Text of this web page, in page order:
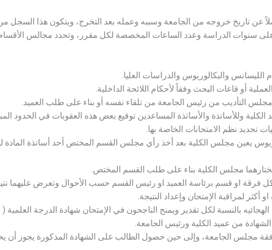
تاريخ خروجه من الجامعة وسببه وعمله بعد التخرج، ويتكون هذا السجل
على سنوات الدراسة وعدد الساعات المخصصة لكل مقرر، وتحدد مجالس
الليسانس والبكالوريوس والدراسات العليا.
أو قاعات البحث وفقاً لأحكام اللائحة الداخلية.
مجلس التأديب من رئيس الجامعة من تلقاء نفسه أو بناء على طلب العميد.
وللأساتذة والأساتذة المساعدين توقيع بعض هذه العقوبات في الحدود
تحديد نظم الامتحانات الخاصة بها.
يعين مجلس الكلية بعد أخذ رأي مجلس القسم المختص أحد أساتذة
مجلس الكلية بناء على طلب القسم المختص.
فرقة او قسم برئاسة العميد او رئيس القسم حسب الأحوال وتعرض عليهما
لمراقبة الإمتحان وإعداد النتيجة.
بالنسبة لكل تقدير ويمنح الناجحون في الإمتحان شهادة الدرجة العلمية (
من عميد الكلية ورئيس الجامعة.
مجلس الجامعة، وإلى حين حصول الطالب على الشهادة المذكورة يجوز أن